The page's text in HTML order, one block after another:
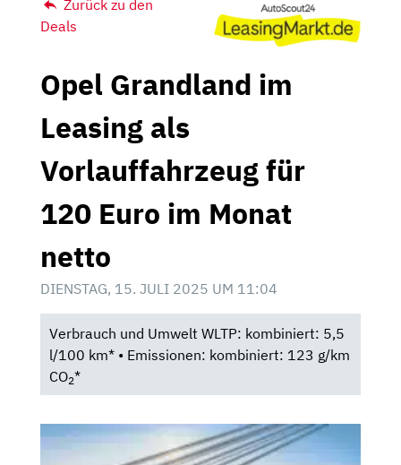
Zurück zu den
Deals
Opel Grandland im
Leasing als
Vorlauffahrzeug für
120 Euro im Monat
netto
DIENSTAG, 15. JULI 2025 UM 11:04
Verbrauch und Umwelt WLTP: kombiniert: 5,5
l/100 km* • Emissionen: kombiniert: 123 g/km
CO2*